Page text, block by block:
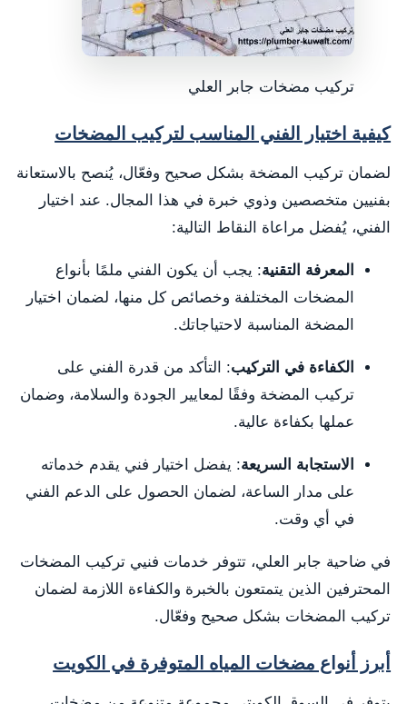
تركيب مضخات جابر العلي
كيفية اختيار الفني المناسب لتركيب المضخات
لضمان تركيب المضخة بشكل صحيح وفعّال، يُنصح بالاستعانة
بفنيين متخصصين وذوي خبرة في هذا المجال. عند اختيار
الفني، يُفضل مراعاة النقاط التالية:
المعرفة التقنية: يجب أن يكون الفني ملمًا بأنواع
المضخات المختلفة وخصائص كل منها، لضمان اختيار
المضخة المناسبة لاحتياجاتك.
الكفاءة في التركيب: التأكد من قدرة الفني على
تركيب المضخة وفقًا لمعايير الجودة والسلامة، وضمان
عملها بكفاءة عالية.
الاستجابة السريعة: يفضل اختيار فني يقدم خدماته
على مدار الساعة، لضمان الحصول على الدعم الفني
في أي وقت.
في ضاحية جابر العلي، تتوفر خدمات فنيي تركيب المضخات
المحترفين الذين يتمتعون بالخبرة والكفاءة اللازمة لضمان
تركيب المضخات بشكل صحيح وفعّال.
أبرز أنواع مضخات المياه المتوفرة في الكويت